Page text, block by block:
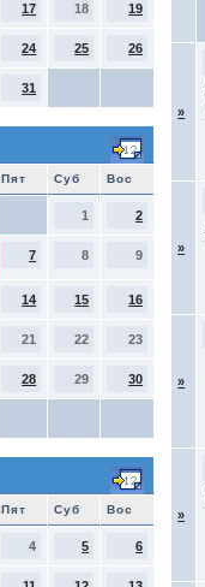
17 18 19
24 25 26
31
Пят Суб Вос
1 2
7 8 9
14 15 16
21 22 23
28 29 30
Пят Суб Вос
4 5 6
»
»
»
»